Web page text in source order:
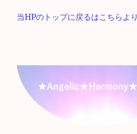
当HPのトップに戻るはこちらより